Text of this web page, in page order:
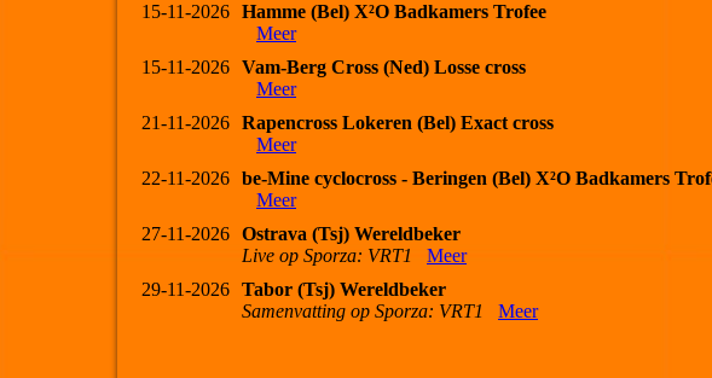
15-11-2026 Hamme (Bel) X²O Badkamers Trofee
Meer
15-11-2026 Vam-Berg Cross (Ned) Losse cross
Meer
21-11-2026 Rapencross Lokeren (Bel) Exact cross
Meer
22-11-2026 be-Mine cyclocross - Beringen (Bel) X²O Badkamers
Meer
27-11-2026 Ostrava (Tsj) Wereldbeker
Live op Sporza: VRT1
Meer
29-11-2026 Tabor (Tsj) Wereldbeker
Samenvatting op Sporza: VRT1
Meer